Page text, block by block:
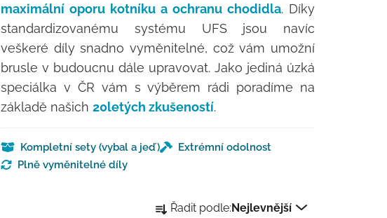
maximální oporu kotníku a ochranu chodidla. Díky
standardizovanému systému UFS jsou navíc
veškeré díly snadno vyměnitelné, což vám umožní
brusle v budoucnu dále upravovat. Jako jediná úzká
speciálka v ČR vám s výběrem rádi poradíme na
základě našich 20letých zkušeností.
Kompletní sety (vybal a jeď)
Extrémní odolnost
Plně vyměnitelné díly
Řazení produktů
Řadit podle:Nejlevnější